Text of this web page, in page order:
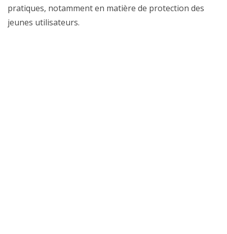
pratiques, notamment en matière de protection des
jeunes utilisateurs.